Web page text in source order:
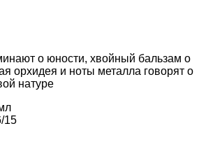
о юности, хвойный бальзам о
орхидея и ноты металла говорят о
натуре
15